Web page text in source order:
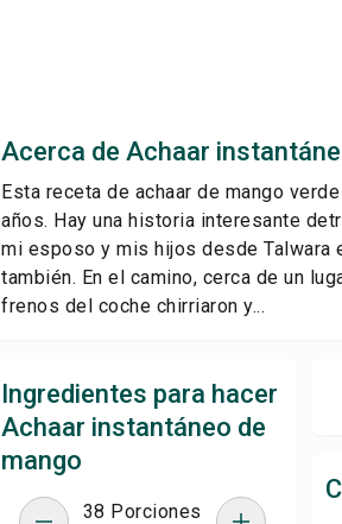
Acerca de Achaar
Esta receta de achaar de mango
años. Hay una historia interesante
mi esposo y mis hijos desde Talwara
también. En el camino, cerca de un
frenos del coche chirriaron y...
Ingredientes para hacer
Achaar instantáneo de
mango
38 Porciones